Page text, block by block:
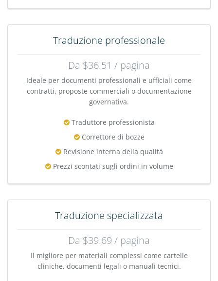
Traduzione professionale
Da $36.51 / pagina
Ideale per documenti professionali e ufficiali come
contratti, proposte commerciali o documentazione
governativa.
Traduttore professionista
Correttore di bozze
Revisione interna della qualità
Prezzi scontati sugli ordini in volume
Traduzione specializzata
Da $39.69 / pagina
Il migliore per materiali complessi come cartelle
cliniche, documenti legali o manuali tecnici.